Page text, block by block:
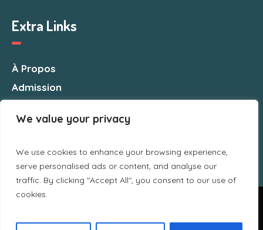
We value your privacy
We use cookies to enhance your browsing experience,
serve personalised ads or content, and analyse our
traffic. By clicking "Accept All", you consent to our use of
cookies.
Extra Links
À Propos
Admission
site, nous supposerons que vous en êtes satisfait.